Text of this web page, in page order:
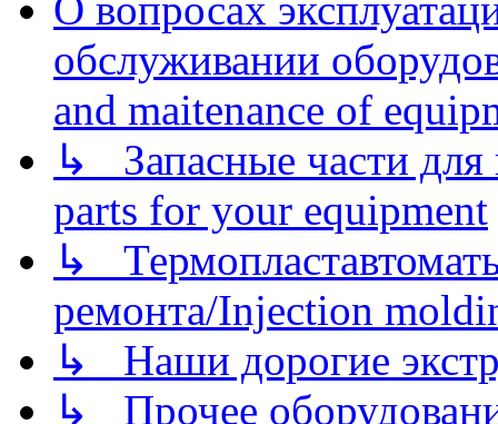
обслуживании
and maitenance of
↳ Запасные части для
parts for your equipment
↳
ремонта/Injection
↳ Наши дорогие
↳ Прочее